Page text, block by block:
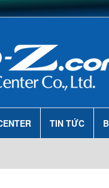
TIN TỨC